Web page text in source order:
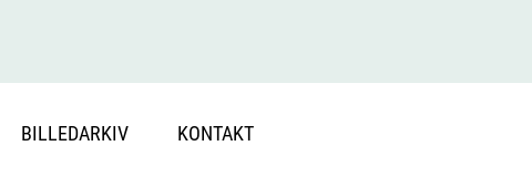
BILLEDARKIV KONTAKT